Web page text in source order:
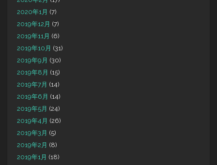
2020年1月 (7)
2019年12月 (7)
2019年11月 (6)
2019年10月 (31)
2019年9月 (30)
2019年8月 (15)
2019年7月 (14)
2019年6月 (14)
2019年5月 (24)
2019年4月 (26)
2019年3月 (5)
2019年2月 (8)
2019年1月 (18)